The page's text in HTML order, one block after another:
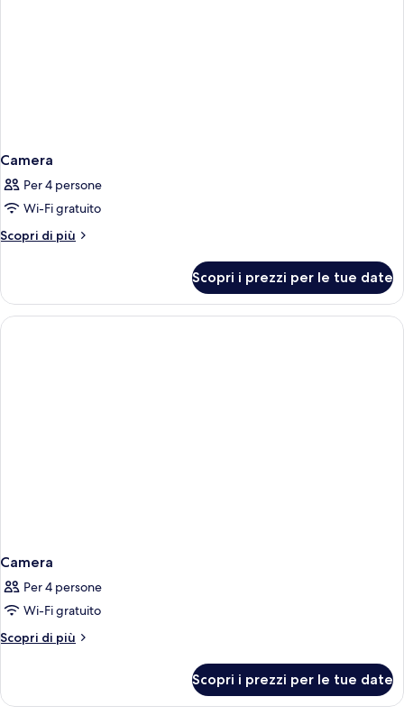
Camera
Per 4 persone
Wi-Fi gratuito
Scopri di più
Altri
Scopri i prezzi per le tue date
Camera
Per 4 persone
Wi-Fi gratuito
Scopri di più
Altri
Scopri i prezzi per le tue date